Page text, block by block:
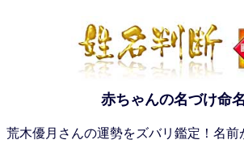
赤ちゃんの名づけ命
荒木優月さんの運勢をズバリ鑑定！名前